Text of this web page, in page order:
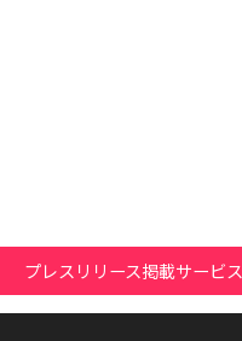
プレスリリース掲載サービス